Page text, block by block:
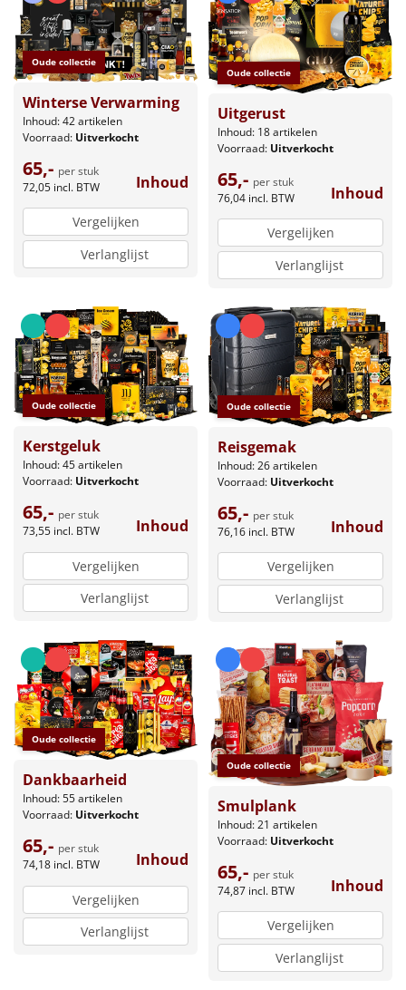
Oude collectie
Winterse Verwarming
Inhoud: 42 artikelen
Voorraad: Uitverkocht
65,- per stuk
72,05 incl. BTW Inhoud
Vergelijken
Verlanglijst
Oude collectie
Uitgerust
Inhoud: 18 artikelen
Voorraad: Uitverkocht
65,- per stuk
76,04 incl. BTW Inhoud
Vergelijken
Verlanglijst
Oude collectie
Kerstgeluk
Inhoud: 45 artikelen
Voorraad: Uitverkocht
65,- per stuk
73,55 incl. BTW Inhoud
Vergelijken
Verlanglijst
Oude collectie
Reisgemak
Inhoud: 26 artikelen
Voorraad: Uitverkocht
65,- per stuk
76,16 incl. BTW Inhoud
Vergelijken
Verlanglijst
Oude collectie
Dankbaarheid
Inhoud: 55 artikelen
Voorraad: Uitverkocht
65,- per stuk
74,18 incl. BTW Inhoud
Vergelijken
Verlanglijst
Oude collectie
Smulplank
Inhoud: 21 artikelen
Voorraad: Uitverkocht
65,- per stuk
74,87 incl. BTW Inhoud
Vergelijken
Verlanglijst